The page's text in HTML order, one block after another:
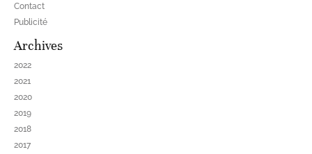
Contact
Publicité
Archives
2022
2021
2020
2019
2018
2017